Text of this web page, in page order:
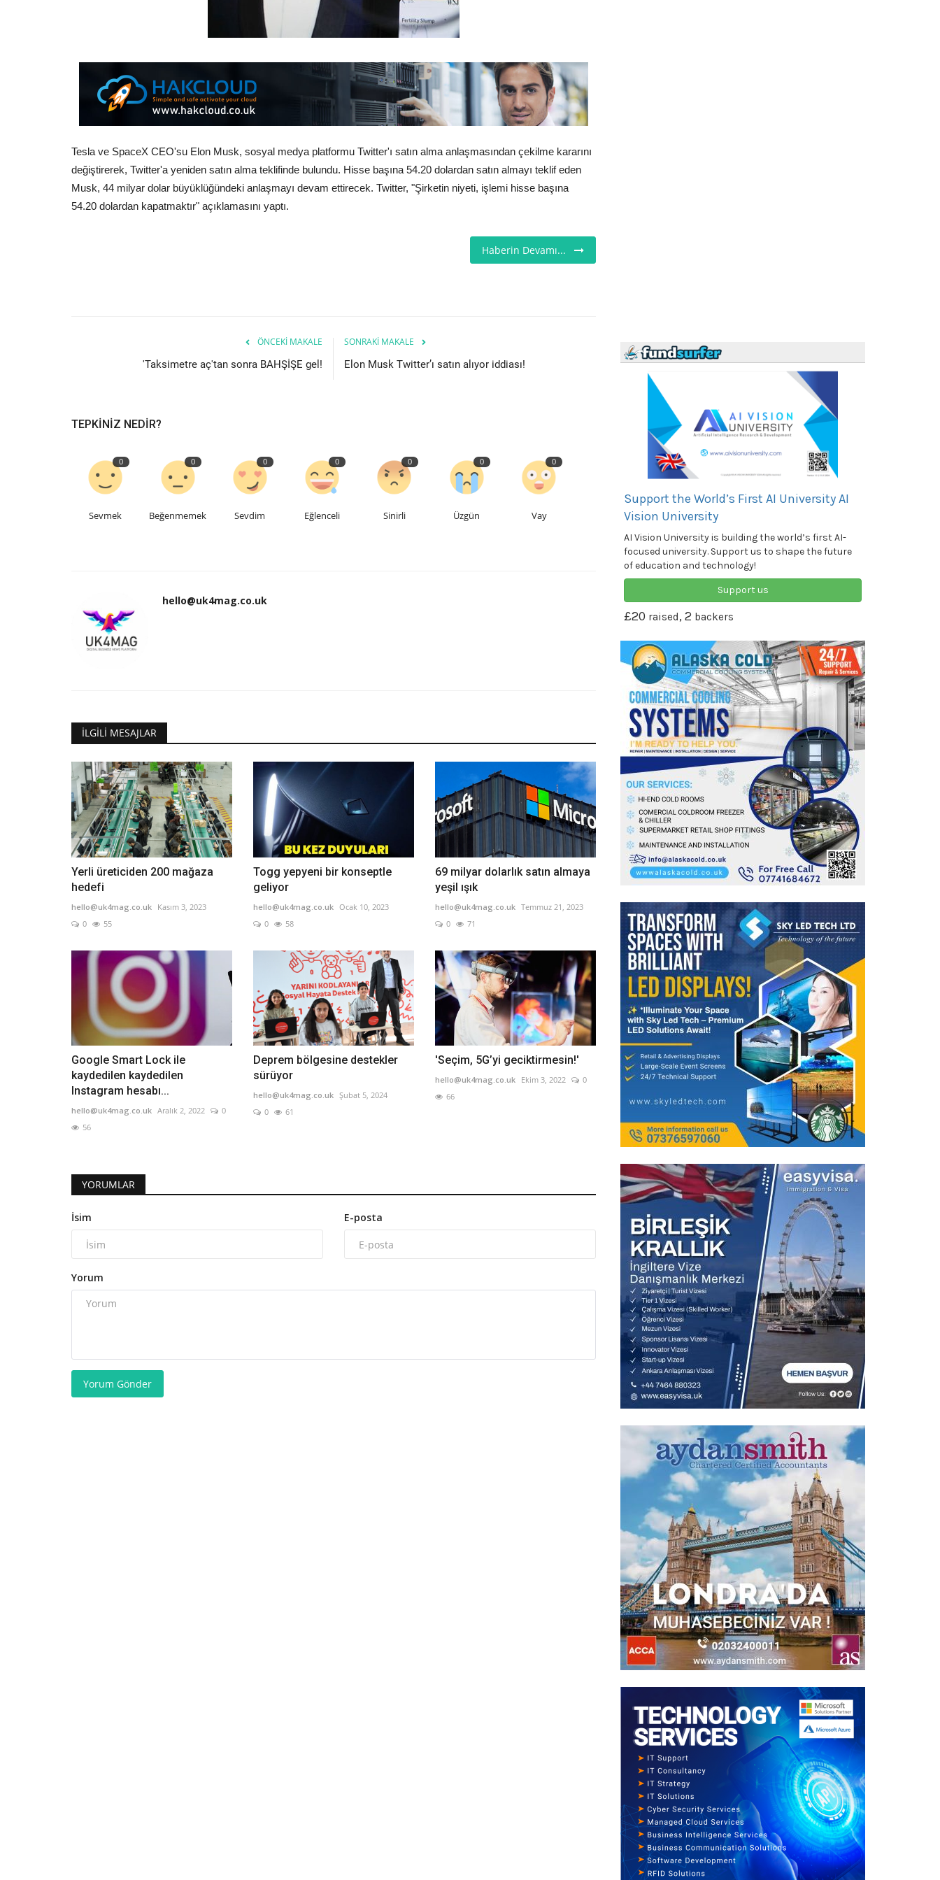
Tesla ve SpaceX CEO'su Elon Musk, sosyal medya platformu Twitter'ı satın alma anlaşmasından çekilme kararını
değiştirerek, Twitter'a yeniden satın alma teklifinde bulundu. Hisse başına 54.20 dolardan satın almayı teklif eden
Musk, 44 milyar dolar büyüklüğündeki anlaşmayı devam ettirecek. Twitter, "Şirketin niyeti, işlemi hisse başına
54.20 dolardan kapatmaktır" açıklamasını yaptı.
Haberin Devamı...
ÖNCEKI MAKALE
'Taksimetre aç'tan sonra BAHŞİŞE gel!
SONRAKI MAKALE
Elon Musk Twitter’ı satın alıyor iddiası!
TEPKINIZ NEDIR?
0
Sevmek
0
Beğenmemek
0
Sevdim
0
Eğlenceli
0
Sinirli
0
Üzgün
0
Vay
hello@uk4mag.co.uk
İLGILI MESAJLAR
Yerli üreticiden 200 mağaza
hedefi
hello@uk4mag.co.uk Kasım 3, 2023
0
55
Togg yepyeni bir konseptle
geliyor
hello@uk4mag.co.uk Ocak 10, 2023
0
58
69 milyar dolarlık satın almaya
yeşil ışık
hello@uk4mag.co.uk Temmuz 21, 2023
0
71
Google Smart Lock ile
kaydedilen kaydedilen
Instagram hesabı...
hello@uk4mag.co.uk Aralık 2, 2022
0
56
Deprem bölgesine destekler
sürüyor
hello@uk4mag.co.uk Şubat 5, 2024
0
61
'Seçim, 5G’yi geciktirmesin!'
hello@uk4mag.co.uk Ekim 3, 2022
0
66
YORUMLAR
İsim E-posta
Yorum
Yorum Gönder